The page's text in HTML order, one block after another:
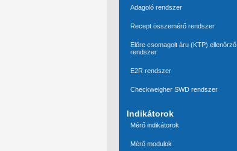
Adagoló rendszer
Recept összemérő rendszer
Előre csomagolt áru (KTP) ellenőrző
rendszer
E2R rendszer
Checkweigher SWD rendszer
Indikátorok
Mérő indikátorok
Mérő modulok